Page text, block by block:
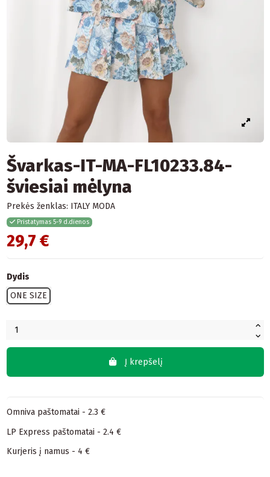
Švarkas-IT-MA-FL10233.84-
šviesiai mėlyna
Prekės ženklas: ITALY MODA
Pristatymas 5-9 d.dienos
29,7 €
Dydis
ONE SIZE
Į krepšelį
Omniva paštomatai - 2.3 €
LP Express paštomatai - 2.4 €
Kurjeris į namus - 4 €